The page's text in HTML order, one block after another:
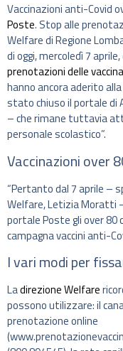
Vaccinazioni anti-Covid
Poste. Stop alle
Welfare di Regione
di oggi, mercoledì 7
prenotazioni delle
hanno ancora aderito
stato chiuso il portale di
– che rimane tuttavia
personale scolastico”.
Vaccinazioni over
“Pertanto dal 7 aprile –
Welfare, Letizia Moratti
portale Poste gli over 80
campagna vaccini anti-
I vari modi per
Ladirezione Welfare
possono utilizzare: il
prenotazione online